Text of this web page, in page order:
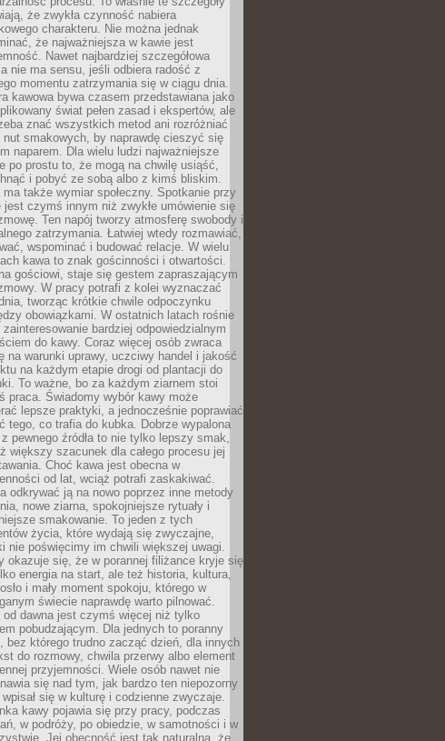
że zwykła czynność nabiera
charakteru. Nie można jednak
że najważniejsza w kawie jest
Nawet najbardziej szczegółowa
nie ma sensu, jeśli odbiera radość z
momentu zatrzymania się w ciągu dnia.
kawowa bywa czasem przedstawiana jako
świat pełen zasad i ekspertów, ale
znać wszystkich metod ani rozróżniać
nut smakowych, by naprawdę cieszyć się
naparem. Dla wielu ludzi najważniejsze
po prostu to, że mogą na chwilę usiąść,
i pobyć ze sobą albo z kimś bliskim.
ma także wymiar społeczny. Spotkanie przy
jest czymś innym niż zwykłe umówienie się
Ten napój tworzy atmosferę swobody i
zatrzymania. Łatwiej wtedy rozmawiać,
wspominać i budować relacje. W wielu
kawa to znak gościnności i otwartości.
gościowi, staje się gestem zapraszającym
W pracy potrafi z kolei wyznaczać
tworząc krótkie chwile odpoczynku
obowiązkami. W ostatnich latach rośnie
bardziej odpowiedzialnym
do kawy. Coraz więcej osób zwraca
na warunki uprawy, uczciwy handel i jakość
na każdym etapie drogi od plantacji do
To ważne, bo za każdym ziarnem stoi
praca. Świadomy wybór kawy może
lepsze praktyki, a jednocześnie poprawiać
tego, co trafia do kubka. Dobrze wypalona
z pewnego źródła to nie tylko lepszy smak,
większy szacunek dla całego procesu jej
Choć kawa jest obecna w
od lat, wciąż potrafi zaskakiwać.
odkrywać ją na nowo poprzez inne metody
nowe ziarna, spokojniejsze rytuały i
smakowanie. To jeden z tych
życia, które wydają się zwyczajne,
nie poświęcimy im chwili większej uwagi.
okazuje się, że w porannej filiżance kryje się
energia na start, ale też historia, kultura,
i mały moment spokoju, którego w
świecie naprawdę warto pilnować.
od dawna jest czymś więcej niż tylko
pobudzającym. Dla jednych to poranny
bez którego trudno zacząć dzień, dla innych
do rozmowy, chwila przerwy albo element
przyjemności. Wiele osób nawet nie
się nad tym, jak bardzo ten niepozorny
wpisał się w kulturę i codzienne zwyczaje.
kawy pojawia się przy pracy, podczas
w podróży, po obiedzie, w samotności i w
Jej obecność jest tak naturalna, że